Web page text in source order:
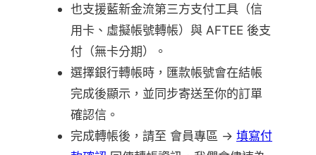
也支援藍新金流第三方支付工具（信
用卡、虛擬帳號轉帳）與 AFTEE 後支
付（無卡分期）。
選擇銀行轉帳時，匯款帳號會在結帳
完成後顯示，並同步寄送至你的訂單
確認信。
完成轉帳後，請至 會員專區 → 填寫付